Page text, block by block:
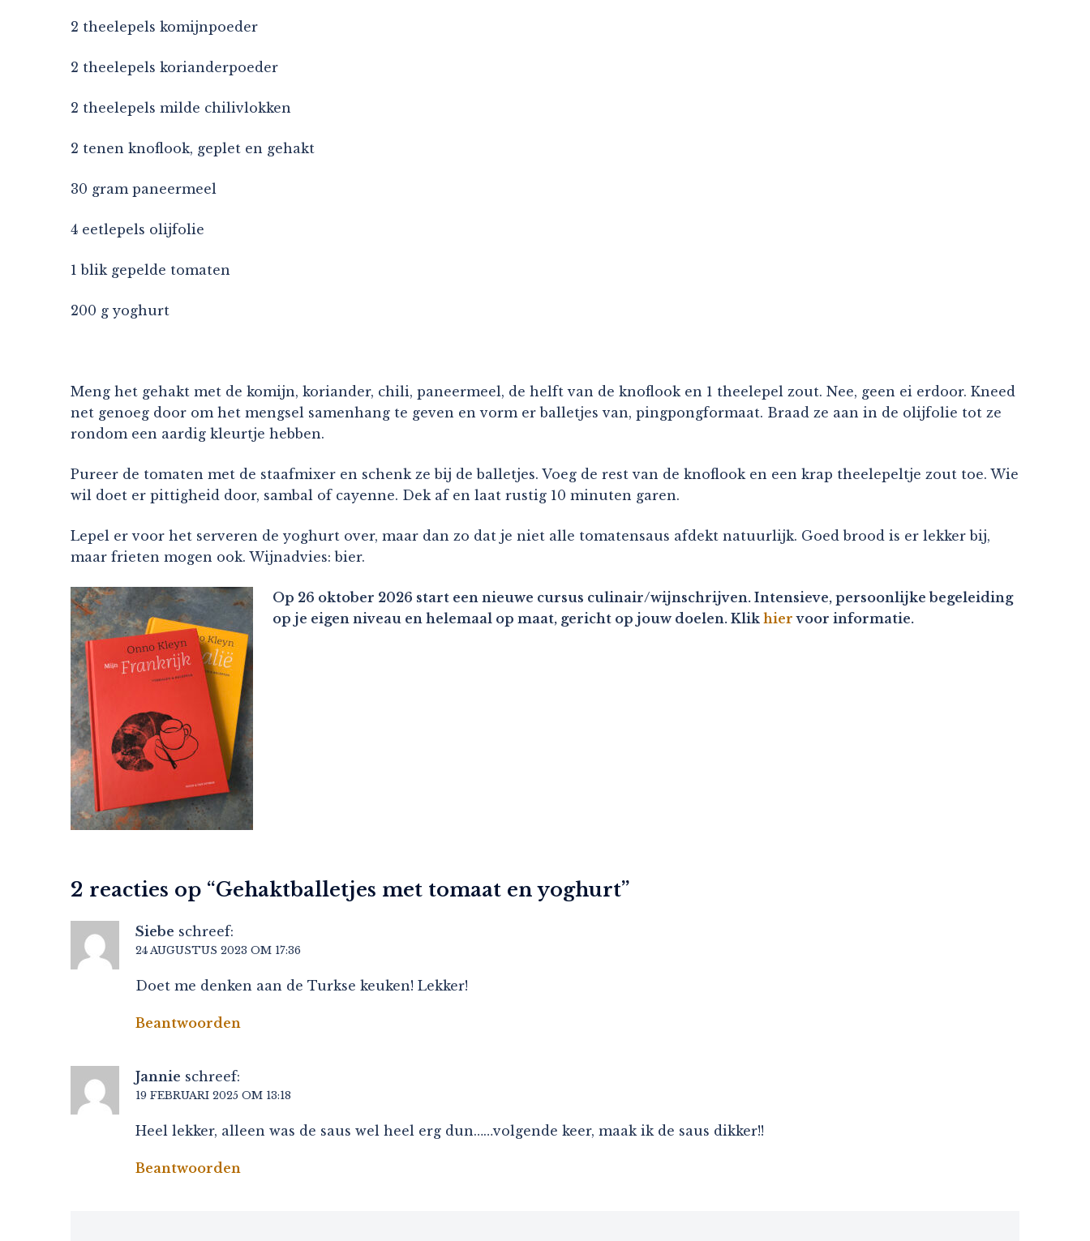
2 theelepels komijnpoeder
2 theelepels korianderpoeder
2 theelepels milde chilivlokken
2 tenen knoflook, geplet en gehakt
30 gram paneermeel
4 eetlepels olijfolie
1 blik gepelde tomaten
200 g yoghurt
Meng het gehakt met de komijn, koriander, chili, paneermeel, de helft van de knoflook en 1 theelepel zout. Nee, geen ei erdoor. Kneed
net genoeg door om het mengsel samenhang te geven en vorm er balletjes van, pingpongformaat. Braad ze aan in de olijfolie tot ze
rondom een aardig kleurtje hebben.
Pureer de tomaten met de staafmixer en schenk ze bij de balletjes. Voeg de rest van de knoflook en een krap theelepeltje zout toe. Wie
wil doet er pittigheid door, sambal of cayenne. Dek af en laat rustig 10 minuten garen.
Lepel er voor het serveren de yoghurt over, maar dan zo dat je niet alle tomatensaus afdekt natuurlijk. Goed brood is er lekker bij,
maar frieten mogen ook. Wijnadvies: bier.
Op 26 oktober 2026 start een nieuwe cursus culinair/wijnschrijven. Intensieve, persoonlijke begeleiding
op je eigen niveau en helemaal op maat, gericht op jouw doelen. Klik hier voor informatie.
2 reacties op “Gehaktballetjes met tomaat en yoghurt”
Siebe schreef:
24 AUGUSTUS 2023 OM 17:36
Doet me denken aan de Turkse keuken! Lekker!
Beantwoorden
Jannie schreef:
19 FEBRUARI 2025 OM 13:18
Heel lekker, alleen was de saus wel heel erg dun……volgende keer, maak ik de saus dikker!!
Beantwoorden